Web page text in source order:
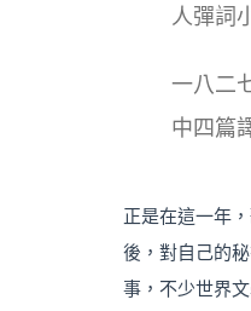
人彈詞
一八二
中四篇
正是在這一年
後，對自己的
事，不少世界